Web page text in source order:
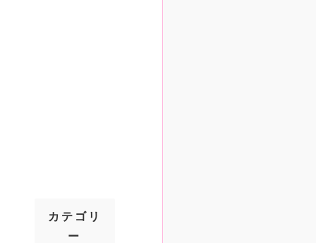
カテゴリ
ー